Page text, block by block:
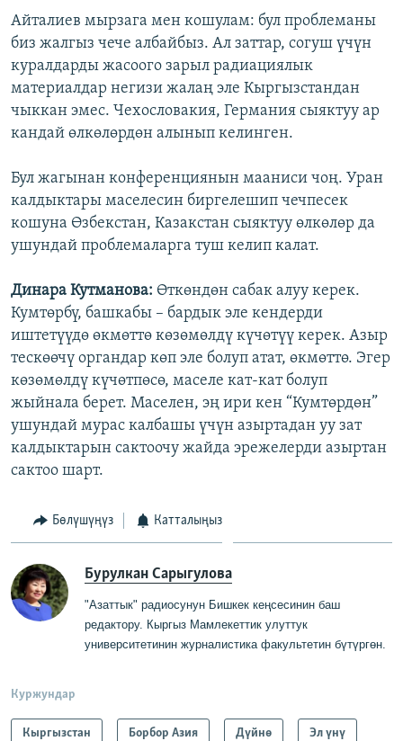
Айталиев мырзага мен кошулам: бул проблеманы
биз жалгыз чече албайбыз. Ал заттар, согуш үчүн
куралдарды жасоого зарыл радиациялык
материалдар негизи жалаң эле Кыргызстандан
чыккан эмес. Чехословакия, Германия сыяктуу ар
кандай өлкөлөрдөн алынып келинген.
Бул жагынан конференциянын мааниси чоң. Уран
калдыктары маселесин биргелешип чечпесек
кошуна Өзбекстан, Казакстан сыяктуу өлкөлөр да
ушундай проблемаларга туш келип калат.
Динара Кутманова: Өткөндөн сабак алуу керек.
Кумтөрбү, башкабы – бардык эле кендерди
иштетүүдө өкмөттө көзөмөлдү күчөтүү керек. Азыр
тескөөчү органдар көп эле болуп атат, өкмөттө. Эгер
көзөмөлдү күчөтпөсө, маселе кат-кат болуп
жыйнала берет. Маселен, эң ири кен “Кумтөрдөн”
ушундай мурас калбашы үчүн азыртадан уу зат
калдыктарын сактоочу жайда эрежелерди азыртан
сактоо шарт.
Бөлүшүңүз Катталыңыз
Бурулкан Сарыгулова
"Азаттык" радиосунун Бишкек кеңсесинин баш
редактору. Кыргыз Мамлекеттик улуттук
университетинин журналистика факультетин бүтүргөн
Куржундар
Кыргызстан Борбор Азия Дүйнө Эл үнү